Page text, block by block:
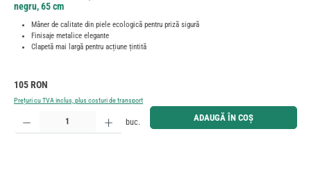
negru, 65 cm
Mâner de calitate din piele ecologică pentru priză sigură
Finisaje metalice elegante
Clapetă mai largă pentru acțiune țintită
Preț obișnuit:
105 RON
Prețuri cu TVA inclus, plus costuri de transport
Cantitate produs: Introduceți cantitatea dorită sau utilizați butoanele pentru a mări sau micșora
buc. ADAUGĂ ÎN COȘ